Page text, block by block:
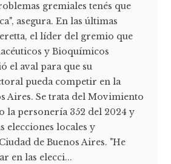
gremiales tenés que
asegura. En las últimas
el líder del gremio que
y Bioquímicos
el aval para que su
pueda competir en la
Aires. Se trata del Movimiento
la personería 352 del 2024 y
elecciones locales y
de Buenos Aires. "He
en las elecci...